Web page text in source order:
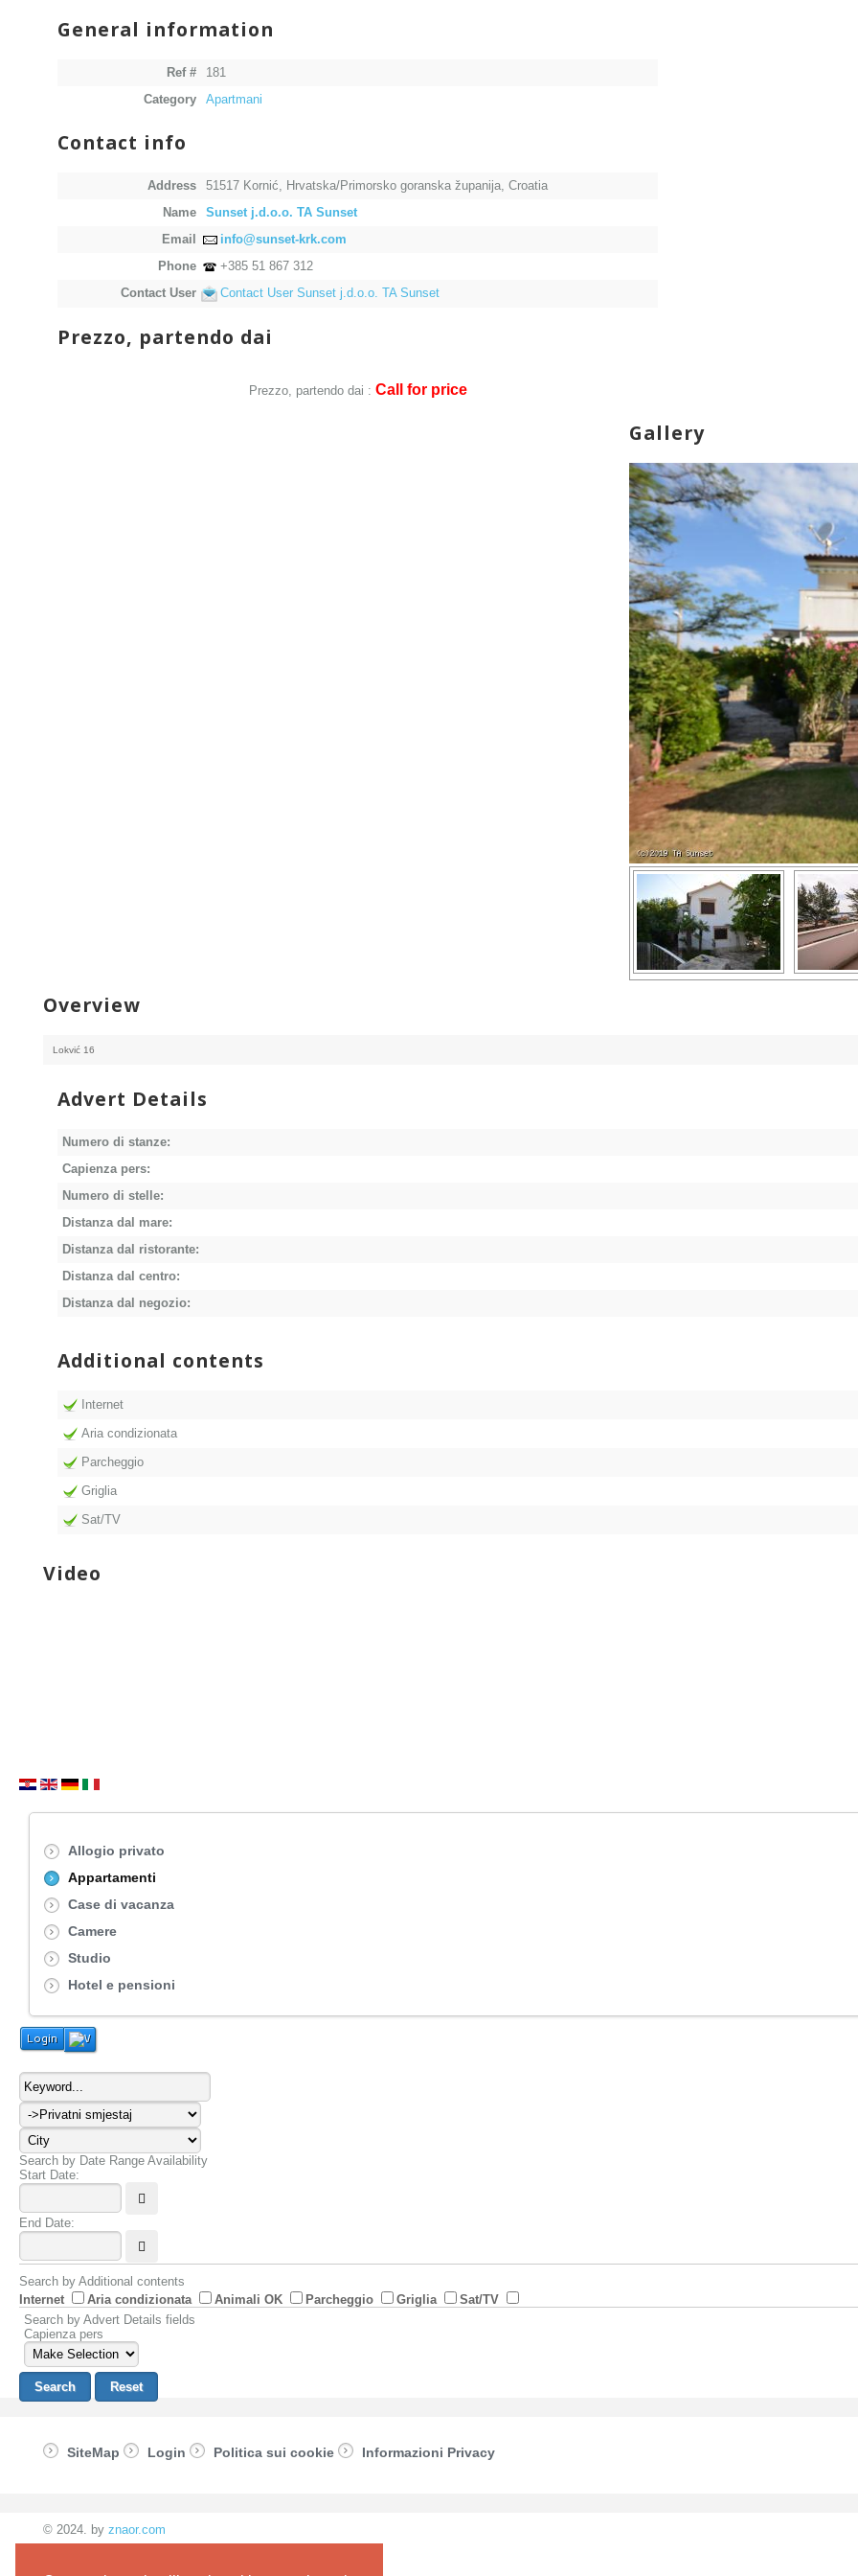
General information
Ref #
181
Category
Apartmani
Contact info
Address
51517 Kornić, Hrvatska/Primorsko goranska županija, Croatia
Name
Sunset j.d.o.o. TA Sunset
Email
info@sunset-krk.com
Phone
+385 51 867 312
Contact User
Contact User Sunset j.d.o.o. TA Sunset
Prezzo, partendo dai
Prezzo, partendo dai : Call for price
Gallery
Overview
Lokvić 16
Advert Details
Numero di stanze:
Capienza pers:
Numero di stelle:
Distanza dal mare:
Distanza dal ristorante:
Distanza dal centro:
Distanza dal negozio:
Additional contents
Internet
Aria condizionata
Parcheggio
Griglia
Sat/TV
Video
Allogio privato
Appartamenti
Case di vacanza
Camere
Studio
Hotel e pensioni
Login
Search by Date Range Availability
Start Date:
End Date:
Search by Additional contents
Internet
Aria condizionata Animali OK Parcheggio Griglia
Sat/TV
Search by Advert Details fields
Capienza pers
SiteMap Login Politica sui cookie Informazioni Privacy
© 2024. by znaor.com